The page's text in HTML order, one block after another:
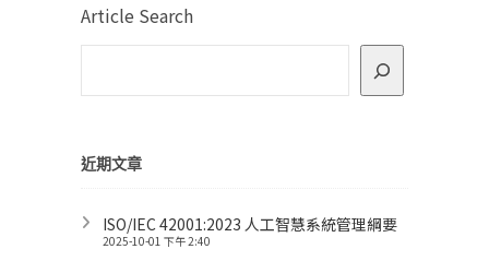
Article Search
近期文章
ISO/IEC 42001:2023 人工智慧系統管理綱要
2025-10-01 下午 2:40